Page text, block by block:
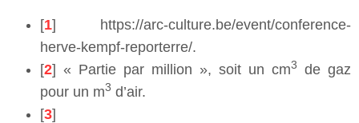
[1] https://arc-culture.be/event/conference-
herve-kempf-reporterre/.
[2] « Partie par million », soit un cm3
de gaz
pour un m3 d’air.
[3]